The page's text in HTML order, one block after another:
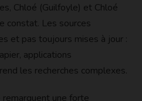
Chloé (Guilfoyle) et Chloé
constat. Les sources
et pas toujours mises à jour :
applications
les recherches complexes.
remarquent une forte